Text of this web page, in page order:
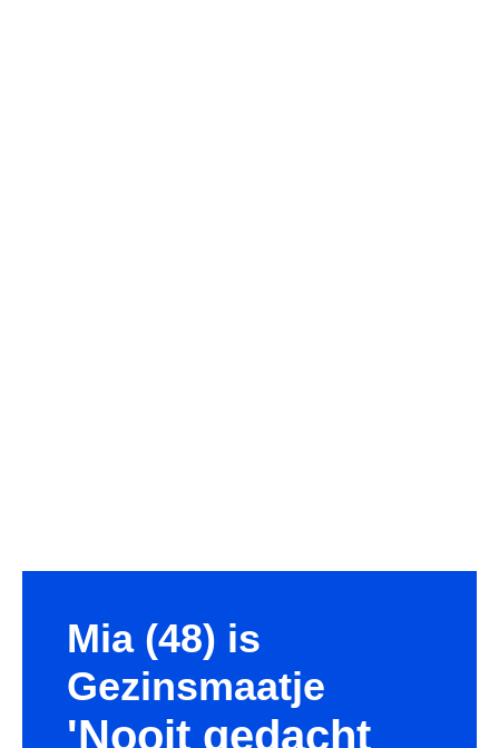
Mia (48) is
Gezinsmaatje
'Nooit gedacht